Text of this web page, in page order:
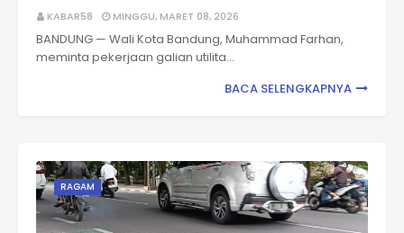
KABAR58 MINGGU, MARET 08, 2026
BANDUNG — Wali Kota Bandung, Muhammad Farhan,
meminta pekerjaan galian utilita…
BACA SELENGKAPNYA
RAGAM